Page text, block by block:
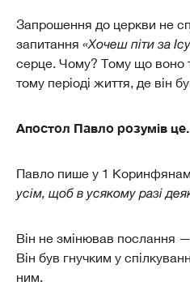
Запрошення до церкви не
запитання «Хочеш піти за
серце. Чому? Тому що воно
тому періоді життя, де він
Апостол Павло розумів це.
Павло пише у 1
усім, щоб в усякому разі
Він не змінював послання
Він був гнучким у
ним.